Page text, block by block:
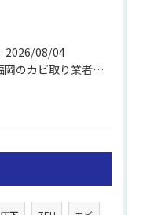
2026/08/04
福岡のカビ取り業者おすすめの選び方と費用